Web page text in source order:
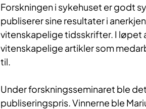
Forskningen i sykehuset er godt
publiserer sine resultater i
vitenskapelige tidsskrifter. I løpet
vitenskapelige artikler som
til.
Under forskningsseminaret ble
publiseringspris. Vinnerne ble